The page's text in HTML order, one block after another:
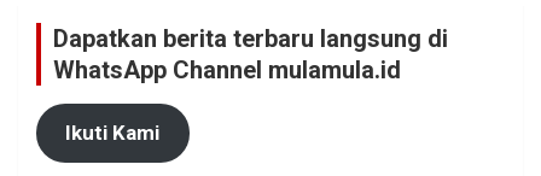
Dapatkan berita terbaru langsung di
WhatsApp Channel mulamula.id
Ikuti Kami